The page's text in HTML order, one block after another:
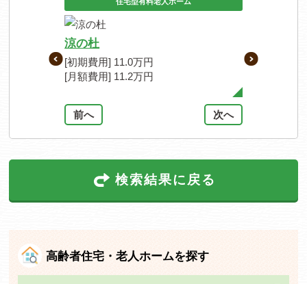
涼の杜
[初期費用] 11.0万円
[月額費用] 11.2万円
[初期費用]
前へ 次へ
検索結果に戻る
高齢者住宅・老人ホームを探す